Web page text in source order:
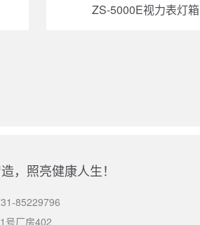
ZS-5000E视力表灯箱
照亮健康人生！
85229796
号厂房402